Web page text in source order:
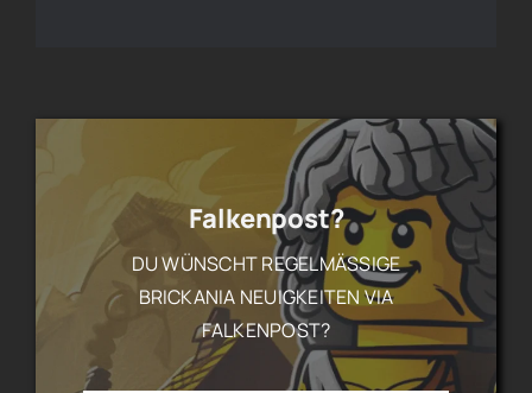
Falkenpost?
DU WÜNSCHT REGELMÄSSIGE B
RICKANIA NEUIGKEITEN VIA F
ALKENPOST?